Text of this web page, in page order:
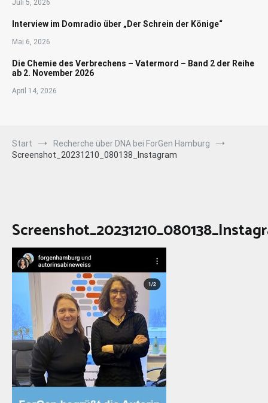
Juli 5, 2026
Interview im Domradio über „Der Schrein der Könige“
Mai 6, 2026
Die Chemie des Verbrechens – Vatermord – Band 2 der Reihe
ab 2. November 2026
April 14, 2026
Start
Recherche über DNA bei ForGen Hamburg
Screenshot_20231210_080138_Instagram